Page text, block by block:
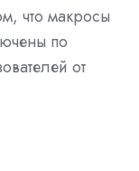
что макросы
по
от